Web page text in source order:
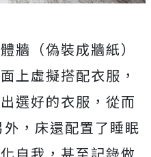
牆（偽裝成牆紙）
上虛擬搭配衣服，
選好的衣服，從而
，床還配置了睡眠